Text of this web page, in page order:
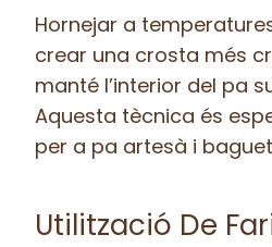
Hornejar a
crear una crosta més
manté l’interior del pa
Aquesta tècnica és
per a pa artesà i
Utilització De